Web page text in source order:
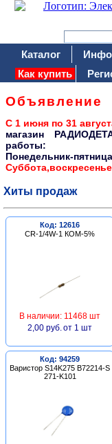
Каталог
Как купить
Объявление
С 1 июня по 31
магазин
работы:
Понедельник-
Хиты продаж
Код: 12616
CR-1/4W-1 КОМ-5%
В наличии: 11468 шт
2,00 руб. от 1 шт
Код: 94259
Варистор S14K275 B72214-S
271-K101